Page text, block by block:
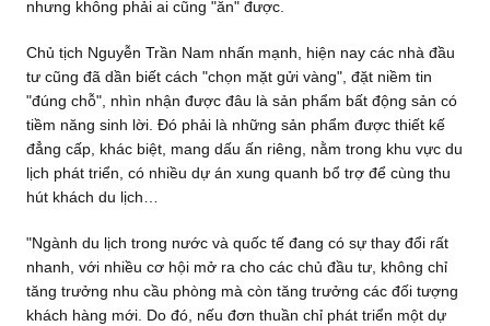
nhưng không phải ai cũng "ăn" được.
Chủ tịch Nguyễn Trần Nam nhấn mạnh, hiện nay các nhà đầu
tư cũng đã dần biết cách "chọn mặt gửi vàng", đặt niềm tin
"đúng chỗ", nhìn nhận được đâu là sản phẩm bất động sản có
tiềm năng sinh lời. Đó phải là những sản phẩm được thiết kế
đẳng cấp, khác biệt, mang dấu ấn riêng, nằm trong khu vực du
lịch phát triển, có nhiều dự án xung quanh bổ trợ để cùng thu
hút khách du lịch…
"Ngành du lịch trong nước và quốc tế đang có sự thay đổi rất
nhanh, với nhiều cơ hội mở ra cho các chủ đầu tư, không chỉ
tăng trưởng nhu cầu phòng mà còn tăng trưởng các đối tượng
khách hàng mới. Do đó, nếu đơn thuần chỉ phát triển một dự